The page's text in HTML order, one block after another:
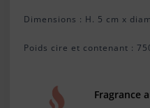
Dimensions : H. 5 cm x
Poids cire et contenant :
Fragrance